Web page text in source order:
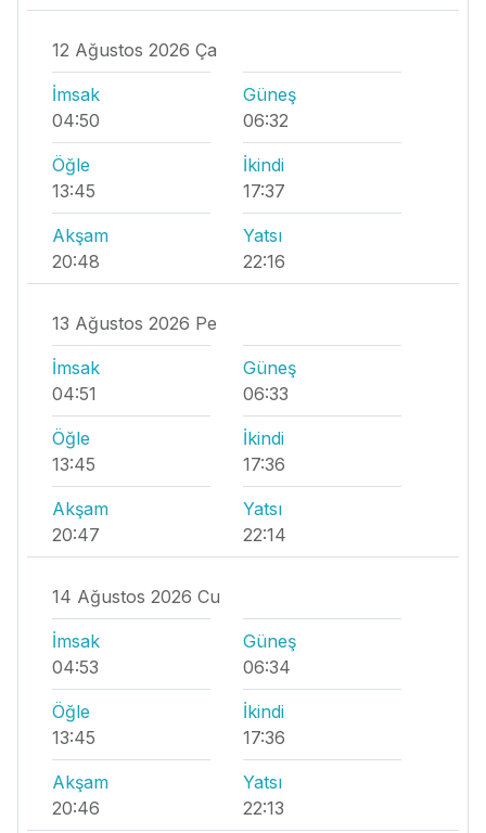
12 Ağustos 2026 Ça
İmsak
04:50
Güneş
06:32
Öğle
13:45
İkindi
17:37
Akşam
20:48
Yatsı
22:16
13 Ağustos 2026 Pe
İmsak
04:51
Güneş
06:33
Öğle
13:45
İkindi
17:36
Akşam
20:47
Yatsı
22:14
14 Ağustos 2026 Cu
İmsak
04:53
Güneş
06:34
Öğle
13:45
İkindi
17:36
Akşam
20:46
Yatsı
22:13